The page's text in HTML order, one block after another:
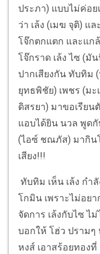
ประภา) แบบไม่ค่อย
ว่า เล้ง (เมฆ จุติ) แ
โจ๊กตกแตก และแก
โจ๊กราด เล้ง ไซ (มั
ปากเสียงกัน ทับทิม
ยุทธพิชัย) เพชร (ม
ดิสรยา) มาขอเรียน
แอบได้ยิน นวล พูดกั
(ไอซ์ ชณภัส) มากิน
เสียง!!!
ทับทิม เห็น เล้ง กำ
โกมิน เพราะไม่อย
จัดการ เล้งกับไซ ไ
บอกให้ โฮ่ว ปรามๆ
หงส์ เอาสร้อยทอง